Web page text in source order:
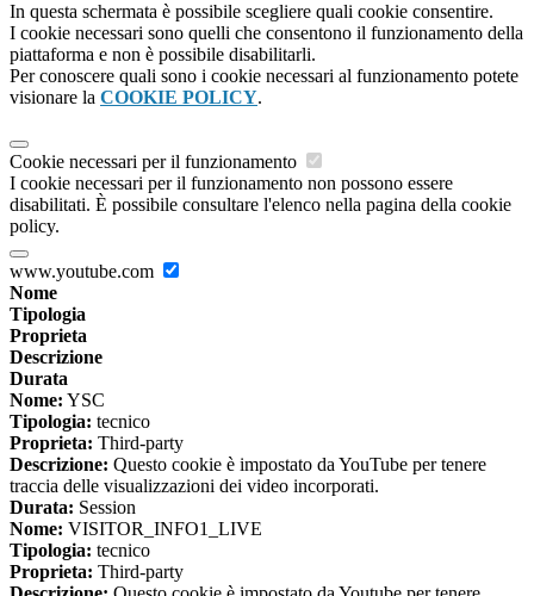
In questa schermata è possibile scegliere quali cookie consentire.
I cookie necessari sono quelli che consentono il funzionamento della
piattaforma e non è possibile disabilitarli.
Per conoscere quali sono i cookie necessari al funzionamento potete
visionare la COOKIE POLICY.
Cookie necessari per il funzionamento
I cookie necessari per il funzionamento non possono essere
disabilitati. È possibile consultare l'elenco nella pagina della cookie
policy.
www.youtube.com
Nome
Tipologia
Proprieta
Descrizione
Durata
Nome: YSC
Tipologia: tecnico
Proprieta: Third-party
Descrizione: Questo cookie è impostato da YouTube per tenere
traccia delle visualizzazioni dei video incorporati.
Durata: Session
Nome: VISITOR_INFO1_LIVE
Tipologia: tecnico
Proprieta: Third-party